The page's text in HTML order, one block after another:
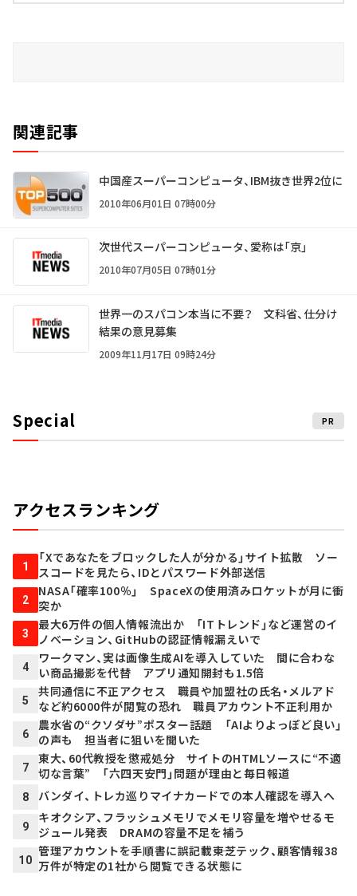
関連記事
中国産スーパーコンピュータ、IBM抜き世界2位に
2010年06月01日 07時00分
次世代スーパーコンピュータ、愛称は「京」
2010年07月05日 07時01分
世界一のスパコン本当に不要？ 文科省、仕分け
結果の意見募集
2009年11月17日 09時24分
Special PR
アクセスランキング
1
「Xであなたをブロックした人が分かる」サイト拡散 ソー
スコードを見たら、IDとパスワード外部送信
2
NASA「確率100％」 SpaceXの使用済みロケットが月に衝
突か
3
最大6万件の個人情報流出か 「ITトレンド」など運営のイ
ノベーション、GitHubの認証情報漏えいで
4
ワークマン、実は画像生成AIを導入していた 間に合わな
い商品撮影を代替 アプリ通知開封も1.5倍
5
共同通信に不正アクセス 職員や加盟社の氏名・メルアド
など約6000件が閲覧の恐れ 職員アカウント不正利用か
6
農水省の“クソダサ”ポスター話題 「AIよりよっぽど良い」
の声も 担当者に狙いを聞いた
7
東大、60代教授を懲戒処分 サイトのHTMLソースに“不適
切な言葉” 「六四天安門」問題が理由と毎日報道
8 バンダイ、トレカ巡りマイナカードでの本人確認を導入へ
9
キオクシア、フラッシュメモリでメモリ容量を増やせるモ
ジュール発表 DRAMの容量不足を補う
10
管理アカウントを手順書に誤記載――東芝テック、顧客情報38
万件が特定の1社から閲覧できる状態に